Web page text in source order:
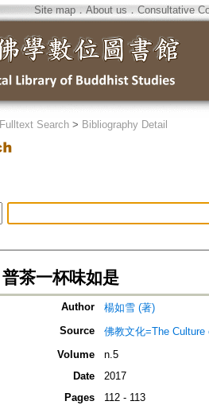
Site map．About us ． Consultative
Fulltext Search > Bibliography Detail
普茶一杯味如是
Author
楊如雪 (著)
Source
佛教文化=The
Volume
n.5
Date
2017
Pages
112 - 113